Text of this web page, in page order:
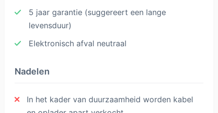
5 jaar garantie (suggereert een lange
levensduur)
Elektronisch afval neutraal
Nadelen
In het kader van duurzaamheid worden kabel